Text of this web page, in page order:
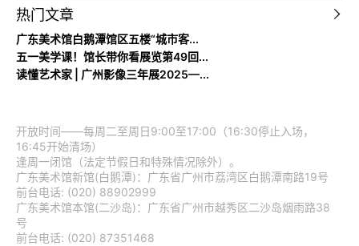
热门文章
广东美术馆白鹅潭馆区五楼“城市客...
五一美学课！馆长带你看展览第49回...
读懂艺术家 | 广州影像三年展2025—...
开放时间——每周二至周日9:00至17:00（16:30停止入场，
16:45开始清场）
逢周一闭馆（法定节假日和特殊情况除外）。
广东美术馆新馆(白鹅潭)：广东省广州市荔湾区白鹅潭南路19号
前台电话: (020) 88902999
广东美术馆本馆(二沙岛)：广东省广州市越秀区二沙岛烟雨路38
号
前台电话: (020) 87351468